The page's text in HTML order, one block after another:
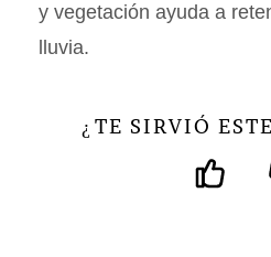
y vegetación ayuda a
lluvia.
¿ TE SIRVIÓ